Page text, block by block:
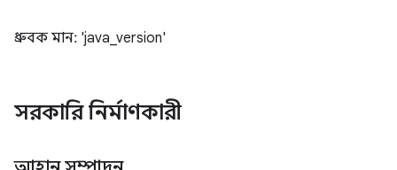
ধ্রুবক মান: 'java_version'
সরকারি নির্মাণকারী